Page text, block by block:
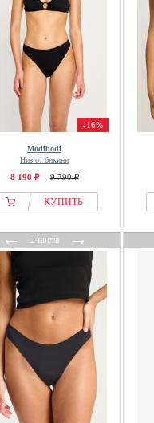
-16%
Modibodi
Низ от бикини
8 190 ₽ 9 790 ₽
КУПИТЬ
←2 цвета→